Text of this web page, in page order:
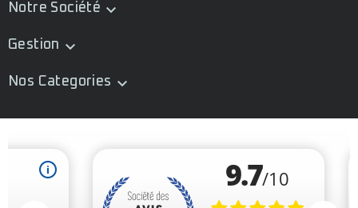
Notre Société 
Gestion 
Nos Categories 